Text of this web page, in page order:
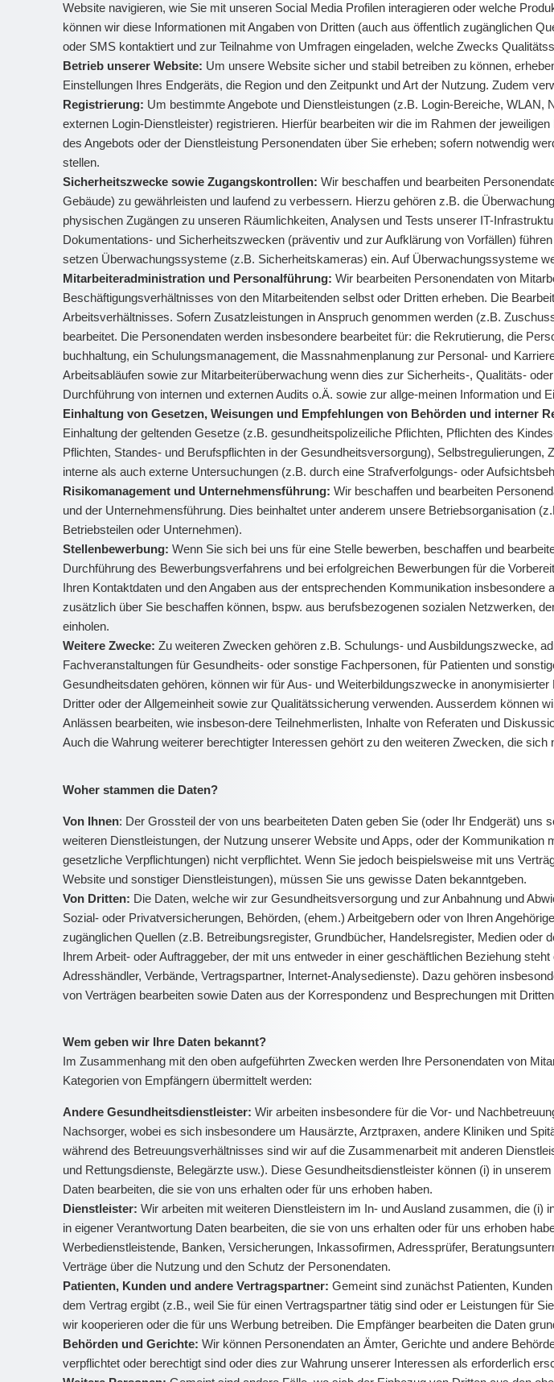
Website navigieren, wie Sie mit unseren Social Media Profilen interagieren oder welche
können wir diese Informationen mit Angaben von Dritten (auch aus öffentlich zugänglichen
oder SMS kontaktiert und zur Teilnahme von Umfragen eingeladen, welche Zwecks
Betrieb unserer Website: Um unsere Website sicher und stabil betreiben zu können,
Einstellungen Ihres Endgeräts, die Region und den Zeitpunkt und Art der Nutzung. Zudem
Registrierung: Um bestimmte Angebote und Dienstleistungen (z.B. Login-Bereiche,
externen Login-Dienstleister) registrieren. Hierfür bearbeiten wir die im Rahmen der
des Angebots oder der Dienstleistung Personendaten über Sie erheben; sofern notwendig
stellen.
Sicherheitszwecke sowie Zugangskontrollen: Wir beschaffen und bearbeiten
Gebäude) zu gewährleisten und laufend zu verbessern. Hierzu gehören z.B. die
physischen Zugängen zu unseren Räumlichkeiten, Analysen und Tests unserer IT-
Dokumentations- und Sicherheitszwecken (präventiv und zur Aufklärung von Vorfällen)
setzen Überwachungssysteme (z.B. Sicherheitskameras) ein. Auf Überwachungssysteme
Mitarbeiteradministration und Personalführung: Wir bearbeiten Personendaten von
Beschäftigungsverhältnisses von den Mitarbeitenden selbst oder Dritten erheben. Die
Arbeitsverhältnisses. Sofern Zusatzleistungen in Anspruch genommen werden (z.B.
bearbeitet. Die Personendaten werden insbesondere bearbeitet für: die Rekrutierung, die
buchhaltung, ein Schulungsmanagement, die Massnahmenplanung zur Personal- und
Arbeitsabläufen sowie zur Mitarbeiterüberwachung wenn dies zur Sicherheits-, Qualitäts-
Durchführung von internen und externen Audits o.Ä. sowie zur allge-meinen Information
Einhaltung von Gesetzen, Weisungen und Empfehlungen von Behörden und interner
Einhaltung der geltenden Gesetze (z.B. gesundheitspolizeiliche Pflichten, Pflichten des
Pflichten, Standes- und Berufspflichten in der Gesundheitsversorgung),
interne als auch externe Untersuchungen (z.B. durch eine Strafverfolgungs- oder
Risikomanagement und Unternehmensführung: Wir beschaffen und bearbeiten
und der Unternehmensführung. Dies beinhaltet unter anderem unsere Betriebsorganisation
Betriebsteilen oder Unternehmen).
Stellenbewerbung: Wenn Sie sich bei uns für eine Stelle bewerben, beschaffen und
Durchführung des Bewerbungsverfahrens und bei erfolgreichen Bewerbungen für die
Ihren Kontaktdaten und den Angaben aus der entsprechenden Kommunikation
zusätzlich über Sie beschaffen können, bspw. aus berufsbezogenen sozialen Netzwerken,
einholen.
Weitere Zwecke: Zu weiteren Zwecken gehören z.B. Schulungs- und Ausbildungszwecke,
Fachveranstaltungen für Gesundheits- oder sonstige Fachpersonen, für Patienten und
Gesundheitsdaten gehören, können wir für Aus- und Weiterbildungszwecke in
Dritter oder der Allgemeinheit sowie zur Qualitätssicherung verwenden. Ausserdem können
Anlässen bearbeiten, wie insbeson-dere Teilnehmerlisten, Inhalte von Referaten und
Auch die Wahrung weiterer berechtigter Interessen gehört zu den weiteren Zwecken, die
Woher stammen die Daten?
Von Ihnen: Der Grossteil der von uns bearbeiteten Daten geben Sie (oder Ihr Endgerät)
weiteren Dienstleistungen, der Nutzung unserer Website und Apps, oder der
gesetzliche Verpflichtungen) nicht verpflichtet. Wenn Sie jedoch beispielsweise mit uns
Website und sonstiger Dienstleistungen), müssen Sie uns gewisse Daten bekanntgeben.
Von Dritten: Die Daten, welche wir zur Gesundheitsversorgung und zur Anbahnung und
Sozial- oder Privatversicherungen, Behörden, (ehem.) Arbeitgebern oder von Ihren
zugänglichen Quellen (z.B. Betreibungsregister, Grundbücher, Handelsregister, Medien
Ihrem Arbeit- oder Auftraggeber, der mit uns entweder in einer geschäftlichen Beziehung
Adresshändler, Verbände, Vertragspartner, Internet-Analysedienste). Dazu gehören
von Verträgen bearbeiten sowie Daten aus der Korrespondenz und Besprechungen mit
Wem geben wir Ihre Daten bekannt?
Im Zusammenhang mit den oben aufgeführten Zwecken werden Ihre Personendaten von
Kategorien von Empfängern übermittelt werden:
Andere Gesundheitsdienstleister: Wir arbeiten insbesondere für die Vor- und
Nachsorger, wobei es sich insbesondere um Hausärzte, Arztpraxen, andere Kliniken und
während des Betreuungsverhältnisses sind wir auf die Zusammenarbeit mit anderen
und Rettungsdienste, Belegärzte usw.). Diese Gesundheitsdienstleister können (i) in
Daten bearbeiten, die sie von uns erhalten oder für uns erhoben haben.
Dienstleister: Wir arbeiten mit weiteren Dienstleistern im In- und Ausland zusammen, die
in eigener Verantwortung Daten bearbeiten, die sie von uns erhalten oder für uns erhoben
Werbedienstleistende, Banken, Versicherungen, Inkassofirmen, Adressprüfer,
Verträge über die Nutzung und den Schutz der Personendaten.
Patienten, Kunden und andere Vertragspartner: Gemeint sind zunächst Patienten,
dem Vertrag ergibt (z.B., weil Sie für einen Vertragspartner tätig sind oder er Leistungen für
wir kooperieren oder die für uns Werbung betreiben. Die Empfänger bearbeiten die Daten
Behörden und Gerichte: Wir können Personendaten an Ämter, Gerichte und andere
verpflichtet oder berechtigt sind oder dies zur Wahrung unserer Interessen als erforderlich